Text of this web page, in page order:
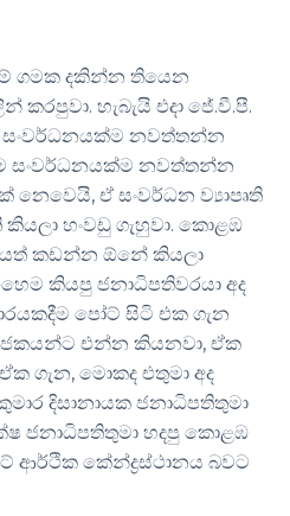
ගමක දකින්න තියෙන
හැබැයි එදා ජේ.වී.පී.
සංවර්ධනයක්ම නවත්තන්න
සංවර්ධනයක්ම නවත්තන්න
නෙවෙයි, ඒ සංවර්ධන ව්‍යාපෘති
හංවඩු ගැහුවා. කොළඹ
කඩන්න ඕනේ කියලා
කියපු ජනාධිපතිවරයා අද
පෝට් සිටි එක ගැන
එන්න කියනවා, ඒක
ගැන, මොකද එතුමා අද
දිසානායක ජනාධිපතිතුමා
ජනාධිපතිතුමා හදපු කොළඹ
ආර්ථික කේන්ද්‍රස්ථානය බවට